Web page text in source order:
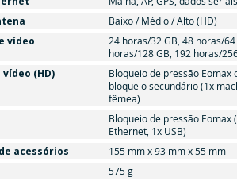
Baixo / Médio / Alto (HD)
vídeo
24 horas/32 GB, 48 horas/64
horas/128 GB, 192 horas/
(HD)
Bloqueio de pressão Eomax
bloqueio secundário (1x
fêmea)
Bloqueio de pressão Eomax
Ethernet, 1x USB)
acessórios 155 mm x 93 mm x 55 mm
575 g